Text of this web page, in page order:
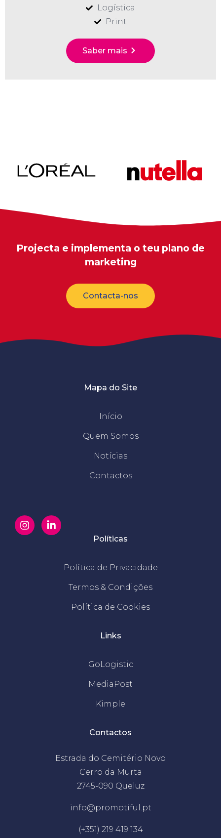
Logística
Print
Saber mais
Projecta e implementa o teu plano de
marketing
Contacta-nos
Mapa do Site
Início
Quem Somos
Notícias
Contactos
Políticas
Política de Privacidade
Termos & Condições
Política de Cookies
Links
GoLogistic
MediaPost
Kimple
Contactos
Estrada do Cemitério Novo
Cerro da Murta
2745-090 Queluz
info@promotiful.pt
(+351) 219 419 134